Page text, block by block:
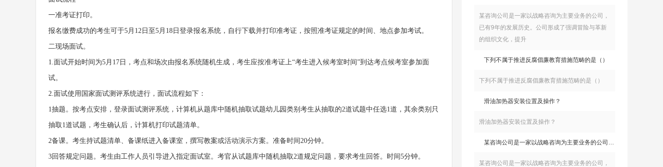
一准考证打印。
报名缴费成功的考生可于5月12日至5月18日登录报名系统，自行下载并打印准考证，按照准考证规定的时间、地点参加考试。
二现场面试。
1.面试开始时间为5月17日，考点和场次由报名系统随机生成，考生应按准考证上“考生进入候考室时间”到达考点候考室参加面
试。
2.面试使用国家面试测评系统进行，面试流程如下：
1抽题。按考点安排，登录面试测评系统，计算机从题库中随机抽取试题幼儿园类别考生从抽取的2道试题中任选1道，其余类别只
抽取1道试题，考生确认后，计算机打印试题清单。
2备课。考生持试题清单、备课纸进入备课室，撰写教案或活动演示方案。准备时间20分钟。
3回答规定问题。考生由工作人员引导进入指定面试室。考官从试题库中随机抽取2道规定问题，要求考生回答。时间5分钟。
某咨询公司是一家以战略咨询为主要业务的公司，
已有9年的发展历史。公司形成了强调冒险与革新
的组织文化，提升
下列不属于推进反腐倡廉教育措施范畴的是（）
下列不属于推进反腐倡廉教育措施范畴的是（）
滑油加热器安装位置及操作？
滑油加热器安装位置及操作？
某咨询公司是一家以战略咨询为主要业务的公司，已有9年的发展历史。公司形成了强调冒险与革新的组织文化，提升
某咨询公司是一家以战略咨询为主要业务的公司，